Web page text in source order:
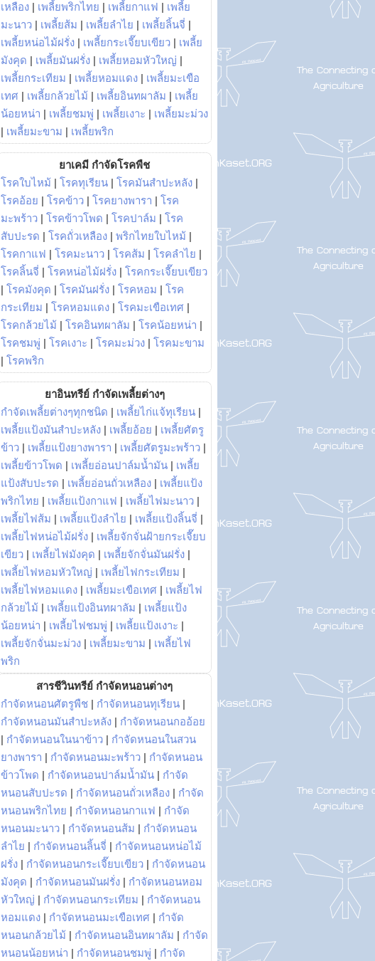
เหลือง | เพลี้ยพริกไทย | เพลี้ยกาแฟ | เพลี้ย
มะนาว | เพลี้ยส้ม | เพลี้ยลำไย | เพลี้ยลิ้นจี่ |
เพลี้ยหน่อไม้ฝรั่ง | เพลี้ยกระเจี๊ยบเขียว | เพลี้ย
มังคุด | เพลี้ยมันฝรั่ง | เพลี้ยหอมหัวใหญ่ |
เพลี้ยกระเทียม | เพลี้ยหอมแดง | เพลี้ยมะเขือ
เทศ | เพลี้ยกล้วยไม้ | เพลี้ยอินทผาลัม | เพลี้ย
น้อยหน่า | เพลี้ยชมพู่ | เพลี้ยเงาะ | เพลี้ยมะม่วง
| เพลี้ยมะขาม | เพลี้ยพริก
ยาเคมี กำจัดโรคพืช
โรคใบไหม้ | โรคทุเรียน | โรคมันสำปะหลัง |
โรคอ้อย | โรคข้าว | โรคยางพารา | โรค
มะพร้าว | โรคข้าวโพด | โรคปาล์ม | โรค
สับปะรด | โรคถั่วเหลือง | พริกไทยใบไหม้ |
โรคกาแฟ | โรคมะนาว | โรคส้ม | โรคลำไย |
โรคลิ้นจี่ | โรคหน่อไม้ฝรั่ง | โรคกระเจี๊ยบเขียว
| โรคมังคุด | โรคมันฝรั่ง | โรคหอม | โรค
กระเทียม | โรคหอมแดง | โรคมะเขือเทศ |
โรคกล้วยไม้ | โรคอินทผาลัม | โรคน้อยหน่า |
โรคชมพู่ | โรคเงาะ | โรคมะม่วง | โรคมะขาม
| โรคพริก
ยาอินทรีย์ กำจัดเพลี้ยต่างๆ
กำจัดเพลี้ยต่างๆทุกชนิด | เพลี้ยไก่แจ้ทุเรียน |
เพลี้ยแป้งมันสำปะหลัง | เพลี้ยอ้อย | เพลี้ยศัตรู
ข้าว | เพลี้ยแป้งยางพารา | เพลี้ยศัตรูมะพร้าว |
เพลี้ยข้าวโพด | เพลี้ยอ่อนปาล์มน้ำมัน | เพลี้ย
แป้งสับปะรด | เพลี้ยอ่อนถั่วเหลือง | เพลี้ยแป้ง
พริกไทย | เพลี้ยแป้งกาแฟ | เพลี้ยไฟมะนาว |
เพลี้ยไฟส้ม | เพลี้ยแป้งลำไย | เพลี้ยแป้งลิ้นจี่ |
เพลี้ยไฟหน่อไม้ฝรั่ง | เพลี้ยจักจั่นฝ้ายกระเจี๊ยบ
เขียว | เพลี้ยไฟมังคุด | เพลี้ยจักจั่นมันฝรั่ง |
เพลี้ยไฟหอมหัวใหญ่ | เพลี้ยไฟกระเทียม |
เพลี้ยไฟหอมแดง | เพลี้ยมะเขือเทศ | เพลี้ยไฟ
กล้วยไม้ | เพลี้ยแป้งอินทผาลัม | เพลี้ยแป้ง
น้อยหน่า | เพลี้ยไฟชมพู่ | เพลี้ยแป้งเงาะ |
เพลี้ยจักจั่นมะม่วง | เพลี้ยมะขาม | เพลี้ยไฟ
พริก
สารชีวินทรีย์ กำจัดหนอนต่างๆ
กำจัดหนอนศัตรูพืช | กำจัดหนอนทุเรียน |
กำจัดหนอนมันสำปะหลัง | กำจัดหนอนกออ้อย
| กำจัดหนอนในนาข้าว | กำจัดหนอนในสวน
ยางพารา | กำจัดหนอนมะพร้าว | กำจัดหนอน
ข้าวโพด | กำจัดหนอนปาล์มน้ำมัน | กำจัด
หนอนสับปะรด | กำจัดหนอนถั่วเหลือง | กำจัด
หนอนพริกไทย | กำจัดหนอนกาแฟ | กำจัด
หนอนมะนาว | กำจัดหนอนส้ม | กำจัดหนอน
ลำไย | กำจัดหนอนลิ้นจี่ | กำจัดหนอนหน่อไม้
ฝรั่ง | กำจัดหนอนกระเจี๊ยบเขียว | กำจัดหนอน
มังคุด | กำจัดหนอนมันฝรั่ง | กำจัดหนอนหอม
หัวใหญ่ | กำจัดหนอนกระเทียม | กำจัดหนอน
หอมแดง | กำจัดหนอนมะเขือเทศ | กำจัด
หนอนกล้วยไม้ | กำจัดหนอนอินทผาลัม | กำจัด
หนอนน้อยหน่า | กำจัดหนอนชมพู่ | กำจัด